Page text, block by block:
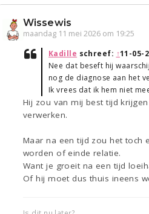
Wissewis
maandag 11 mei 2026 om 19:25
Kadille schreef: ↑11-05-
Nee dat beseft hij
nog de diagnose aan het
Ik vrees dat ik hem niet
Hij zou van mij best tijd
verwerken.
Maar na een tijd zou het toch
worden of einde relatie.
Want je groeit na een tijd
Of hij moet dus thuis ineens